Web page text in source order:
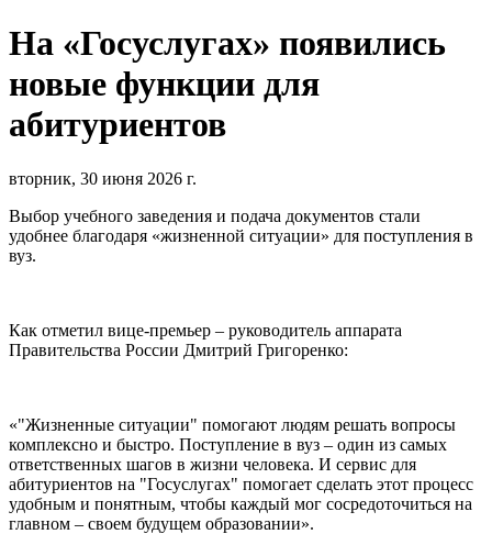
На «Госуслугах» появились
новые функции для
абитуриентов
вторник, 30 июня 2026 г.
Выбор учебного заведения и подача документов стали
удобнее благодаря «жизненной ситуации» для поступления в
вуз.
Как отметил вице-премьер – руководитель аппарата
Правительства России Дмитрий Григоренко:
«"Жизненные ситуации" помогают людям решать вопросы
комплексно и быстро. Поступление в вуз – один из самых
ответственных шагов в жизни человека. И сервис для
абитуриентов на "Госуслугах" помогает сделать этот процесс
удобным и понятным, чтобы каждый мог сосредоточиться на
главном – своем будущем образовании».